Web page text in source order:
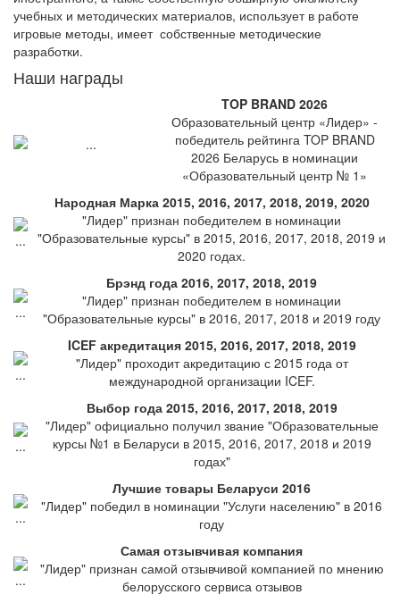
учебных и методических материалов, использует в работе
игровые методы, имеет собственные методические
разработки.
Наши награды
TOP BRAND 2026
Образовательный центр «Лидер» -
победитель рейтинга TOP BRAND
2026 Беларусь в номинации
«Образовательный центр № 1»
Народная Марка 2015, 2016, 2017, 2018, 2019, 2020
"Лидер" признан победителем в номинации
"Образовательные курсы" в 2015, 2016, 2017, 2018, 2019 и
2020 годах.
Брэнд года 2016, 2017, 2018, 2019
"Лидер" признан победителем в номинации
"Образовательные курсы" в 2016, 2017, 2018 и 2019 году
ICEF акредитация 2015, 2016, 2017, 2018, 2019
"Лидер" проходит акредитацию с 2015 года от
международной организации ICEF.
Выбор года 2015, 2016, 2017, 2018, 2019
"Лидер" официально получил звание "Образовательные
курсы №1 в Беларуси в 2015, 2016, 2017, 2018 и 2019
годах"
Лучшие товары Беларуси 2016
"Лидер" победил в номинации "Услуги населению" в 2016
году
Самая отзывчивая компания
"Лидер" признан самой отзывчивой компанией по мнению
белорусского сервиса отзывов